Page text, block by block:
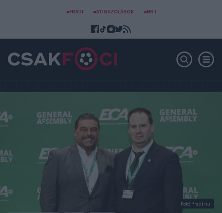
#FRADI #ÁTIGAZOLÁSOK #NB I
Fotó: fradi.hu